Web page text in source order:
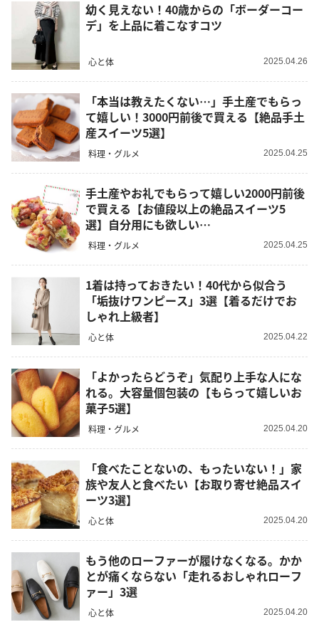
幼く見えない！40歳からの「ボーダーコー
デ」を上品に着こなすコツ
心と体 2025.04.26
「本当は教えたくない…」手土産でもらっ
て嬉しい！3000円前後で買える【絶品手土
産スイーツ5選】
料理・グルメ 2025.04.25
手土産やお礼でもらって嬉しい2000円前後
で買える【お値段以上の絶品スイーツ5
選】自分用にも欲しい…
料理・グルメ 2025.04.25
1着は持っておきたい！40代から似合う
「垢抜けワンピース」3選【着るだけでお
しゃれ上級者】
心と体 2025.04.22
「よかったらどうぞ」気配り上手な人にな
れる。大容量個包装の【もらって嬉しいお
菓子5選】
料理・グルメ 2025.04.20
「食べたことないの、もったいない！」家
族や友人と食べたい【お取り寄せ絶品スイ
ーツ3選】
心と体 2025.04.20
もう他のローファーが履けなくなる。かか
とが痛くならない「走れるおしゃれローフ
ァー」3選
心と体 2025.04.20